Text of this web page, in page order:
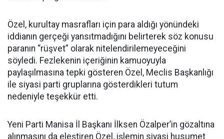
Özel, kurultay masrafları için para aldığı yönündeki
iddianın gerçeği yansıtmadığını belirterek söz konusu
paranın “rüşvet” olarak nitelendirilemeyeceğini
söyledi. Fezlekenin içeriğinin kamuoyuyla
paylaşılmasına tepki gösteren Özel, Meclis Başkanlığı
ile siyasi parti gruplarına gösterdikleri tutum
nedeniyle teşekkür etti.
Yeni Parti Manisa İl Başkanı İlksen Özalper’in gözaltına
alınmasını da eleştiren Özel, işlemin siyasi husumet